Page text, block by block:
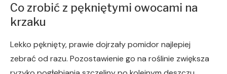
Co zrobić z pękniętymi owocami na
krzaku
Lekko pęknięty, prawie dojrzały pomidor najlepiej
zebrać od razu. Pozostawienie go na roślinie zwiększa